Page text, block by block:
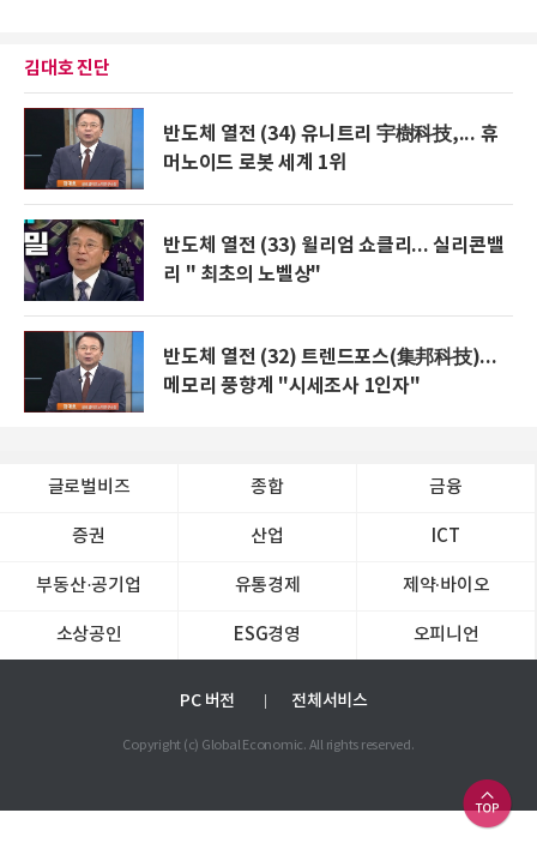
김대호 진단
반도체 열전 (34) 유니트리 宇樹科技,... 휴
머노이드 로봇 세계 1위
반도체 열전 (33) 윌리엄 쇼클리... 실리콘밸
리 " 최초의 노벨상"
반도체 열전 (32) 트렌드포스(集邦科技)...
메모리 풍향계 "시세조사 1인자"
글로벌비즈 종합 금융
증권 산업 ICT
부동산·공기업 유통경제 제약∙바이오
소상공인 ESG경영 오피니언
PC 버전 전체서비스
Copyright (c) Global Economic. All rights reserved.